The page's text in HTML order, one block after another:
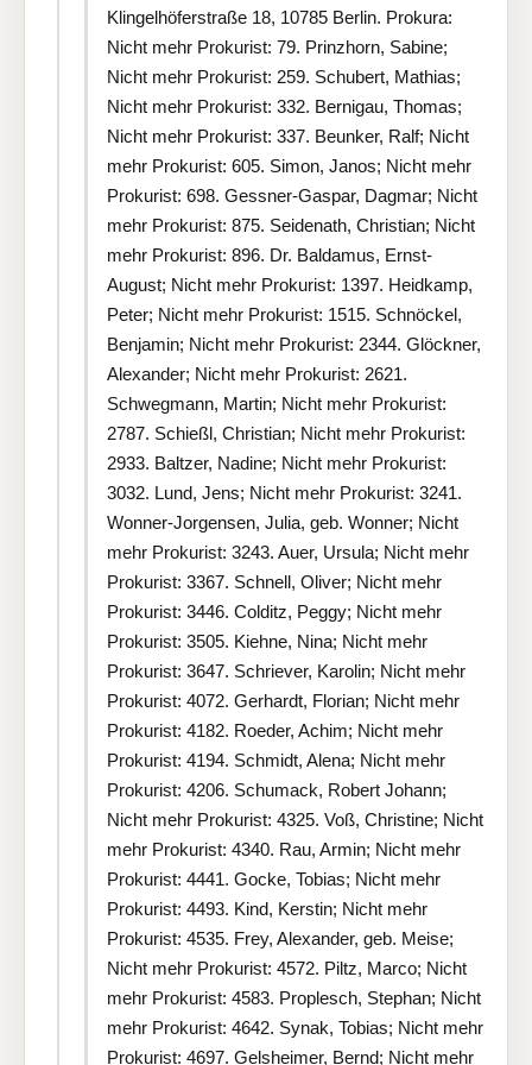
Klingelhöferstraße 18, 10785 Berlin. Prokura:
Nicht mehr Prokurist: 79. Prinzhorn, Sabine;
Nicht mehr Prokurist: 259. Schubert, Mathias;
Nicht mehr Prokurist: 332. Bernigau, Thomas;
Nicht mehr Prokurist: 337. Beunker, Ralf; Nicht
mehr Prokurist: 605. Simon, Janos; Nicht mehr
Prokurist: 698. Gessner-Gaspar, Dagmar; Nicht
mehr Prokurist: 875. Seidenath, Christian; Nicht
mehr Prokurist: 896. Dr. Baldamus, Ernst-
August; Nicht mehr Prokurist: 1397. Heidkamp,
Peter; Nicht mehr Prokurist: 1515. Schnöckel,
Benjamin; Nicht mehr Prokurist: 2344. Glöckner,
Alexander; Nicht mehr Prokurist: 2621.
Schwegmann, Martin; Nicht mehr Prokurist:
2787. Schießl, Christian; Nicht mehr Prokurist:
2933. Baltzer, Nadine; Nicht mehr Prokurist:
3032. Lund, Jens; Nicht mehr Prokurist: 3241.
Wonner-Jorgensen, Julia, geb. Wonner; Nicht
mehr Prokurist: 3243. Auer, Ursula; Nicht mehr
Prokurist: 3367. Schnell, Oliver; Nicht mehr
Prokurist: 3446. Colditz, Peggy; Nicht mehr
Prokurist: 3505. Kiehne, Nina; Nicht mehr
Prokurist: 3647. Schriever, Karolin; Nicht mehr
Prokurist: 4072. Gerhardt, Florian; Nicht mehr
Prokurist: 4182. Roeder, Achim; Nicht mehr
Prokurist: 4194. Schmidt, Alena; Nicht mehr
Prokurist: 4206. Schumack, Robert Johann;
Nicht mehr Prokurist: 4325. Voß, Christine; Nicht
mehr Prokurist: 4340. Rau, Armin; Nicht mehr
Prokurist: 4441. Gocke, Tobias; Nicht mehr
Prokurist: 4493. Kind, Kerstin; Nicht mehr
Prokurist: 4535. Frey, Alexander, geb. Meise;
Nicht mehr Prokurist: 4572. Piltz, Marco; Nicht
mehr Prokurist: 4583. Proplesch, Stephan; Nicht
mehr Prokurist: 4642. Synak, Tobias; Nicht mehr
Prokurist: 4697. Gelsheimer, Bernd; Nicht mehr